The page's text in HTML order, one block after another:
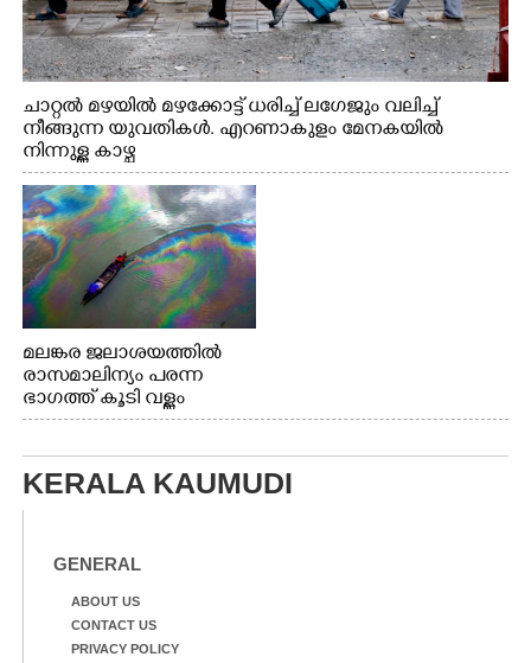
ചാറ്റൽ മഴയിൽ മഴക്കോട്ട് ധരിച്ച് ലഗേജും വലിച്ച്
നീങ്ങുന്ന യുവതികൾ. എറണാകുളം മേനകയിൽ
നിന്നുള്ള കാഴ്ച
മലങ്കര ജലാശയത്തിൽ
രാസമാലിന്യം പരന്ന
ഭാഗത്ത് കൂടി വള്ളം
തുഴഞ്ഞു പോകുന്ന
KERALA KAUMUDI
GENERAL
ABOUT US
CONTACT US
PRIVACY POLICY